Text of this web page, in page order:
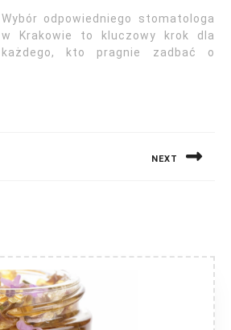
Wybór odpowiedniego stomatologa
w Krakowie to kluczowy krok dla
każdego, kto pragnie zadbać o
NEXT